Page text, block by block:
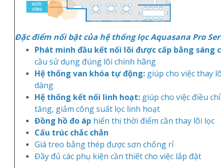
Đặc điểm nổi bật của hệthống lọcAquasana Pro
Phát minh đầu kết nối lõi được cấp bằng sáng
cầu sử dụng đúng lõi chính hãng
Hệ thống van khóa tựđộng: giúp cho việc thay
dàng
Hệ thống kết nối linh hoạt:giúp cho việc điều
tăng, giảm công suất lọc linh hoạt
Đồng hồđo áp hiển thị thời điểm cần thay lõi lọc
Cấu trúc chắc chắn
Giá treo bằng thép được sơn chống rỉ
Đầy đủ các phụ kiện cần thiết cho việc lắp đặt